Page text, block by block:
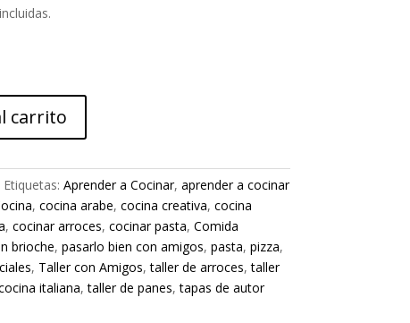
carrito
Etiquetas: Aprender a Cocinar, aprender a cocinar
, cocina arabe, cocina creativa, cocina
, cocinar arroces, cocinar pasta, Comida
brioche, pasarlo bien con amigos, pasta, pizza,
, Taller con Amigos,taller de arroces,taller
italiana,taller de panes,tapas de autor